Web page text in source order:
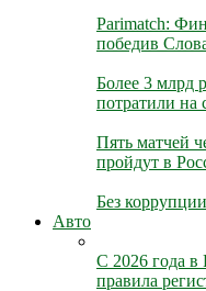
Parimatch:
победив
Более 3 млрд
потратили на
Пять матчей
пройдут в
Без
Авто
С 2026 года в
правила